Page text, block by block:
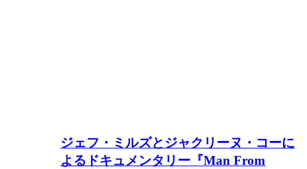
ジェフ・ミルズとジャクリーヌ・コーに
よるドキュメンタリー『Man From